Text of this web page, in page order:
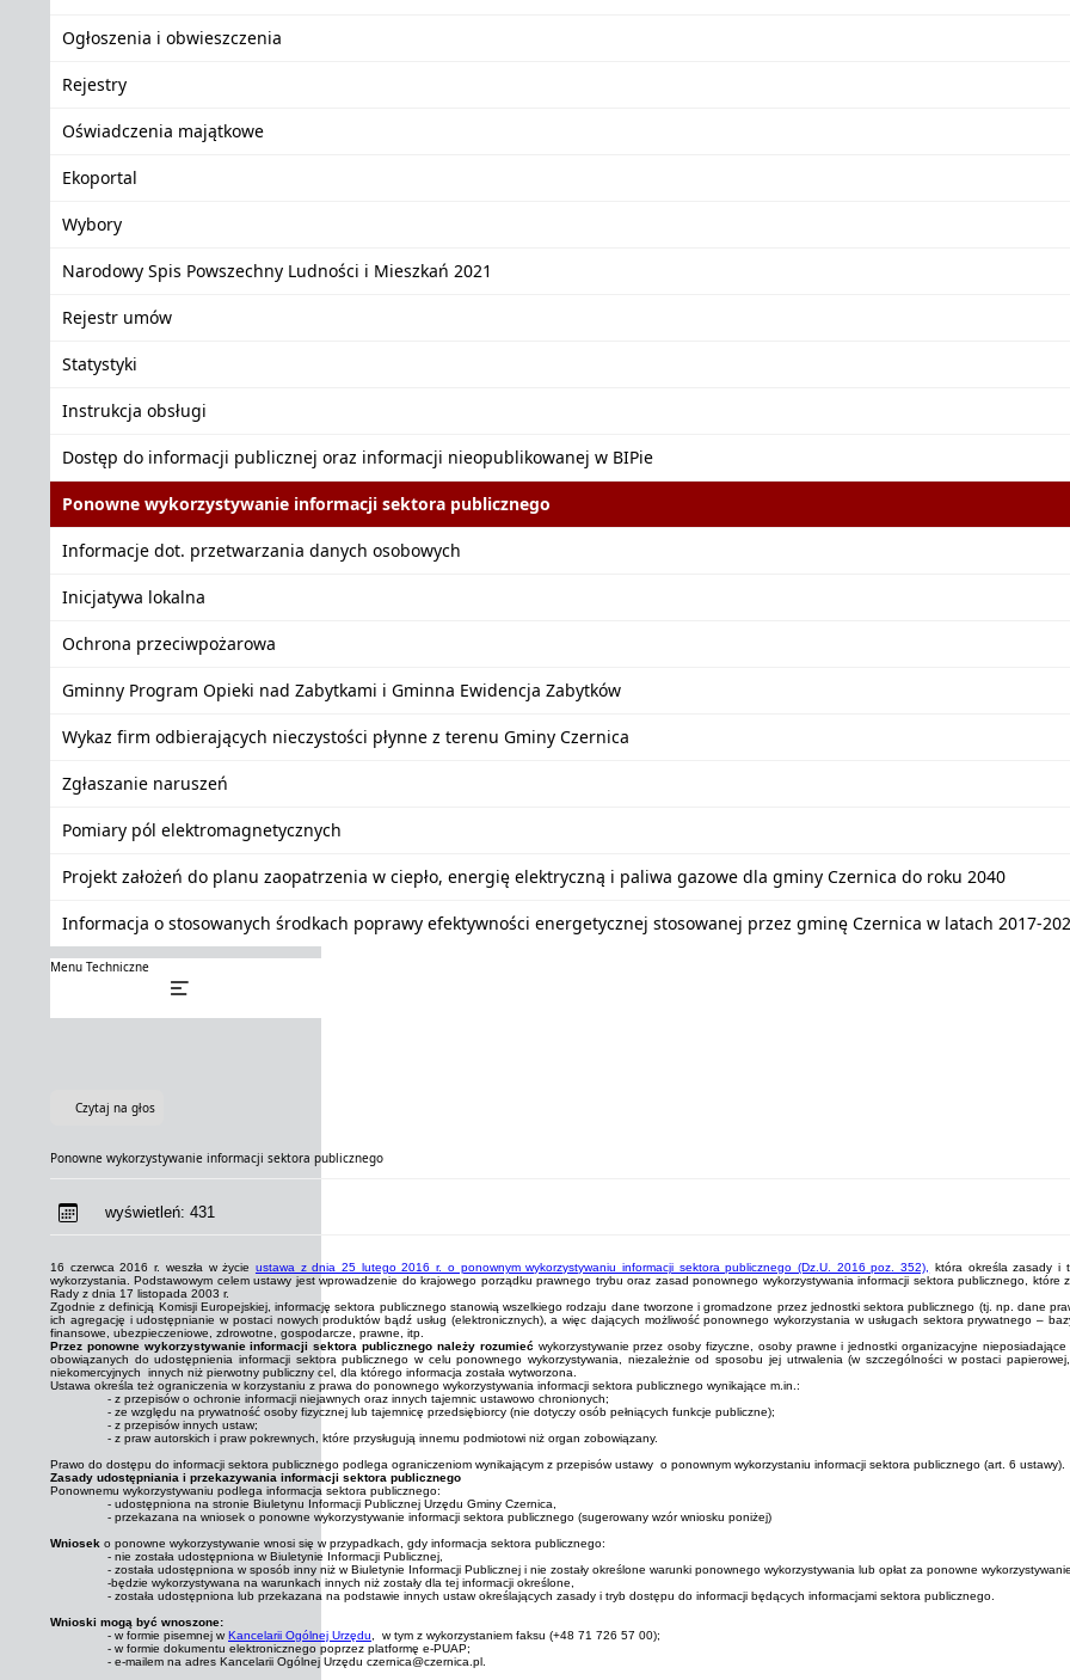
Ogłoszenia i obwieszczenia
Rejestry
Oświadczenia majątkowe
Ekoportal
Wybory
Narodowy Spis Powszechny Ludności i Mieszkań 2021
Rejestr umów
Statystyki
Instrukcja obsługi
Dostęp do informacji publicznej oraz informacji nieopublikowanej w BIPie
Ponowne wykorzystywanie informacji sektora publicznego
Informacje dot. przetwarzania danych osobowych
Inicjatywa lokalna
Ochrona przeciwpożarowa
Gminny Program Opieki nad Zabytkami i Gminna Ewidencja Zabytków
Wykaz firm odbierających nieczystości płynne z terenu Gminy Czernica
Zgłaszanie naruszeń
Pomiary pól elektromagnetycznych
Projekt założeń do planu zaopatrzenia w ciepło, energię elektryczną i paliwa gazowe dla gminy Czernica do roku 2040
Informacja o stosowanych środkach poprawy efektywności energetycznej stosowanej przez gminę Czernica w latach 2017-
Menu Techniczne
Czytaj na głos
Ponowne wykorzystywanie informacji sektora publicznego
wyświetleń: 431
16 czerwca 2016 r. weszła w życie ustawa z dnia 25 lutego 2016 r. o ponownym wykorzystywaniu informacji sektora publicznego (Dz.U. 2016 poz. 352),
która określa zasady i
wykorzystania. Podstawowym celem ustawy jest wprowadzenie do krajowego porządku prawnego trybu oraz zasad ponownego wykorzystywania informacji sektora publicznego, które
Rady z dnia 17 listopada 2003 r.
Zgodnie z definicją Komisji Europejskiej, informację sektora publicznego stanowią wszelkiego rodzaju dane tworzone i gromadzone przez jednostki sektora publicznego (tj. np. dane
ich agregację i udostępnianie w postaci nowych produktów bądź usług (elektronicznych), a więc dających możliwość ponownego wykorzystania w usługach sektora prywatnego –
finansowe, ubezpieczeniowe, zdrowotne, gospodarcze, prawne, itp.
Przez ponowne wykorzystywanie informacji sektora publicznego należy rozumieć wykorzystywanie przez osoby fizyczne, osoby prawne i jednostki organizacyjne
obowiązanych do udostępnienia informacji sektora publicznego w celu ponownego wykorzystywania, niezależnie od sposobu jej utrwalenia (w szczególności w postaci
niekomercyjnych innych niż pierwotny publiczny cel, dla którego informacja została wytworzona.
Ustawa określa też ograniczenia w korzystaniu z prawa do ponownego wykorzystywania informacji sektora publicznego wynikające m.in.:
- z przepisów o ochronie informacji niejawnych oraz innych tajemnic ustawowo chronionych;
- ze względu na prywatność osoby fizycznej lub tajemnicę przedsiębiorcy (nie dotyczy osób pełniących funkcje publiczne);
- z przepisów innych ustaw;
- z praw autorskich i praw pokrewnych, które przysługują innemu podmiotowi niż organ zobowiązany.
Prawo do dostępu do informacji sektora publicznego podlega ograniczeniom wynikającym z przepisów ustawy o ponownym wykorzystaniu informacji sektora publicznego (art. 6 ustawy).
Zasady udostępniania i przekazywania informacji sektora publicznego
Ponownemu wykorzystywaniu podlega informacja sektora publicznego:
- udostępniona na stronie Biuletynu Informacji Publicznej Urzędu Gminy Czernica,
- przekazana na wniosek o ponowne wykorzystywanie informacji sektora publicznego (sugerowany wzór wniosku poniżej)
Wniosek o ponowne wykorzystywanie wnosi się w przypadkach, gdy informacja sektora publicznego:
- nie została udostępniona w Biuletynie Informacji Publicznej,
- została udostępniona w sposób inny niż w Biuletynie Informacji Publicznej i nie zostały określone warunki ponownego wykorzystywania lub opłat za ponowne
-będzie wykorzystywana na warunkach innych niż zostały dla tej informacji określone,
- została udostępniona lub przekazana na podstawie innych ustaw określających zasady i tryb dostępu do informacji będących informacjami sektora publicznego.
Wnioski mogą być wnoszone:
- w formie pisemnej w Kancelarii Ogólnej Urzędu , w tym z wykorzystaniem faksu (+48 71 726 57 00);
- w formie dokumentu elektronicznego poprzez platformę e-PUAP;
- e-mailem na adres Kancelarii Ogólnej Urzędu czernica@czernica.pl.